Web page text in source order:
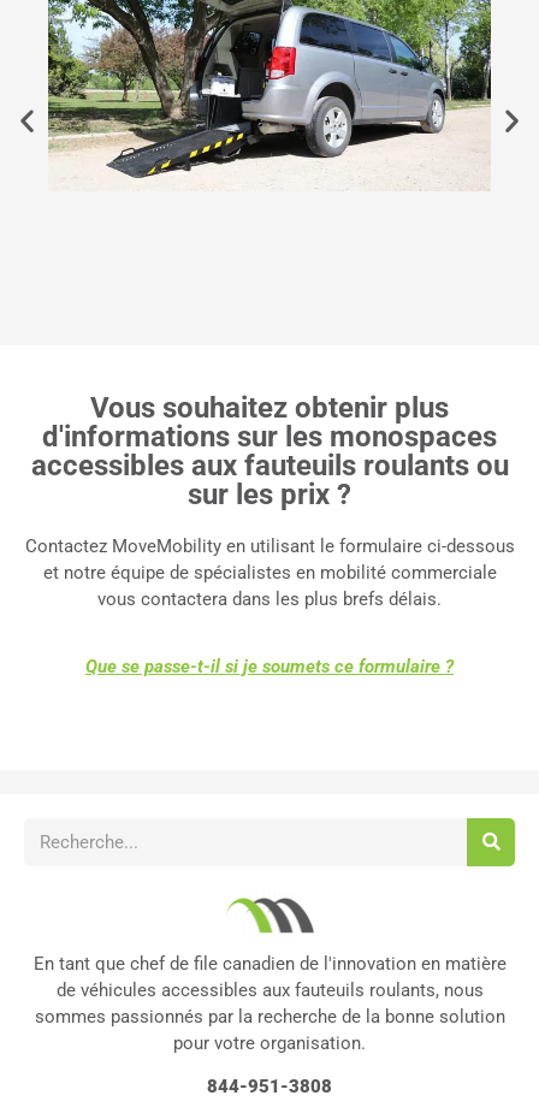
Vous souhaitez obtenir plus
d'informations sur les monospaces
accessibles aux fauteuils roulants ou
sur les prix ?
Contactez MoveMobility en utilisant le formulaire ci-dessous
et notre équipe de spécialistes en mobilité commerciale
vous contactera dans les plus brefs délais.
Que se passe-t-il si je soumets ce formulaire ?
En tant que chef de file canadien de l'innovation en matière
de véhicules accessibles aux fauteuils roulants, nous
sommes passionnés par la recherche de la bonne solution
pour votre organisation.
844-951-3808